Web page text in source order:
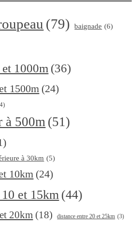
(79) baignade (6)
1000m (36)
1500m (24)
à 500m (51)
à 30km (5)
10km (24)
et 15km (44)
20km (18) distance entre 20 et 25km (3)